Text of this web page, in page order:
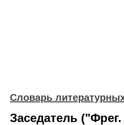
Словарь
Заседатель